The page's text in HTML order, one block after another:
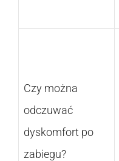
Czy można
odczuwać
dyskomfort po
zabiegu?